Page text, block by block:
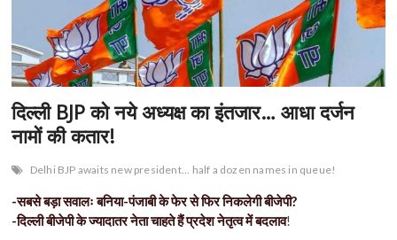
दिल्ली BJP को नये अध्यक्ष का इंतजार… आधा दर्जन
नामों की कतार!
Delhi BJP awaits new president... half a dozen names in queue!
-सबसे बड़ा सवालः बनिया-पंजाबी के फेर से फिर निकलेगी बीजेपी?
-दिल्ली बीजेपी के ज्यादातर नेता चाहते हैं प्रदेश नेतृत्व में बदलाव!